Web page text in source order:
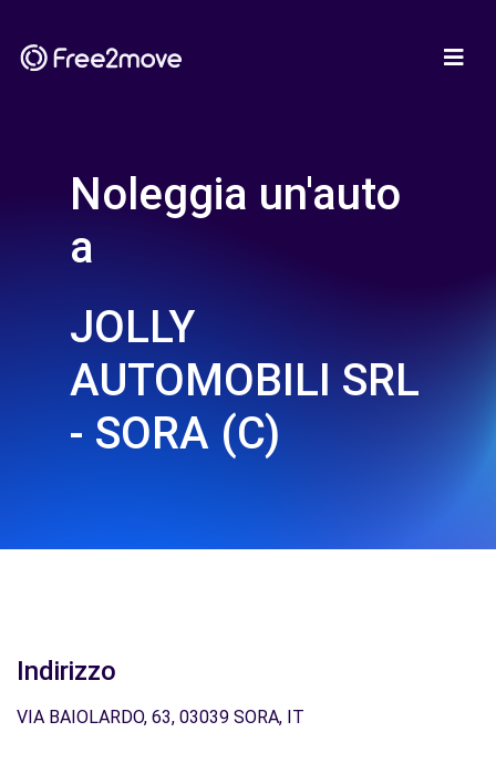
Noleggia un'auto
a
JOLLY
AUTOMOBILI SRL
- SORA (C)
Indirizzo
VIA BAIOLARDO, 63, 03039 SORA, IT